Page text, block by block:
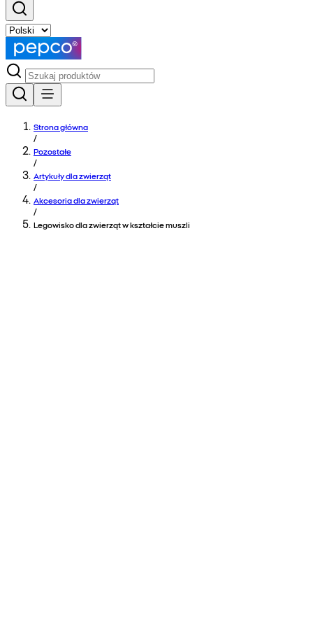
Strona główna
/
Pozostałe
/
Artykuły dla zwierząt
/
Akcesoria dla zwierząt
/
Legowisko dla zwierząt w kształcie muszli